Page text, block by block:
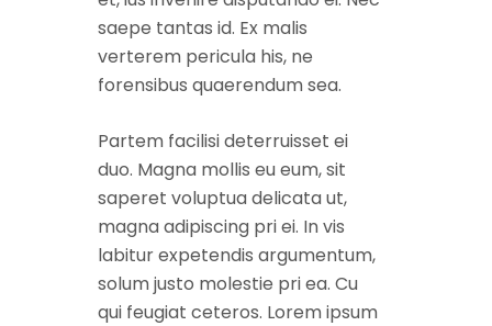
saepe tantas id. Ex malis
verterem pericula his, ne
forensibus quaerendum sea.
Partem facilisi deterruisset ei
duo. Magna mollis eu eum, sit
saperet voluptua delicata ut,
magna adipiscing pri ei. In vis
labitur expetendis argumentum,
solum justo molestie pri ea. Cu
qui feugiat ceteros. Lorem ipsum